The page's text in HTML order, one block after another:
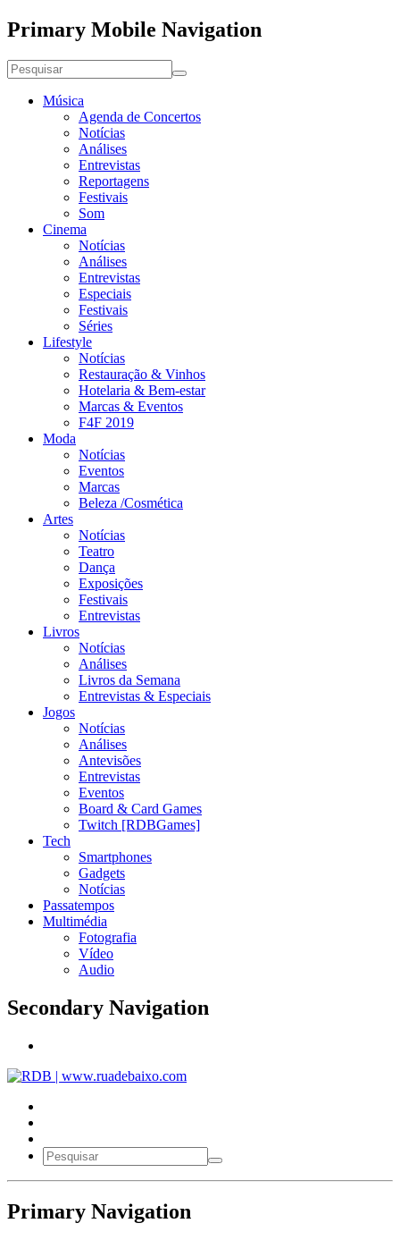
Primary Mobile Navigation
Música
Agenda de Concertos
Notícias
Análises
Entrevistas
Reportagens
Festivais
Som
Cinema
Notícias
Análises
Entrevistas
Especiais
Festivais
Séries
Lifestyle
Notícias
Restauração & Vinhos
Hotelaria & Bem-estar
Marcas & Eventos
F4F 2019
Moda
Notícias
Eventos
Marcas
Beleza /Cosmética
Artes
Notícias
Teatro
Dança
Exposições
Festivais
Entrevistas
Livros
Notícias
Análises
Livros da Semana
Entrevistas & Especiais
Jogos
Notícias
Análises
Antevisões
Entrevistas
Eventos
Board & Card Games
Twitch [RDBGames]
Tech
Smartphones
Gadgets
Notícias
Passatempos
Multimédia
Fotografia
Vídeo
Audio
Secondary Navigation
Primary Navigation